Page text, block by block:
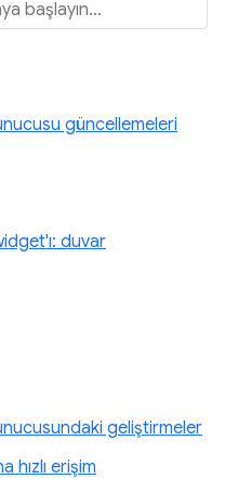
güncellemeleri
duvar
geliştirmeler
hızlı erişim